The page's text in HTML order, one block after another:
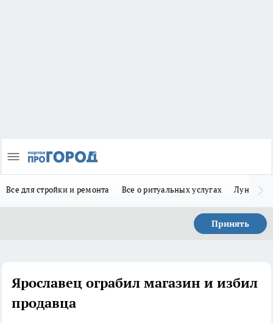
Все для стройки и ремонта Все о ритуальных услугах Лунно-
Принять
Ярославец ограбил магазин и избил
продавца